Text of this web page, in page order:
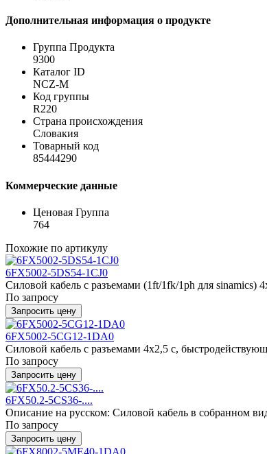
Дополнительная информация о продукте
Группа Продукта
9300
Каталог ID
NCZ-M
Код группы
R220
Страна происхождения
Словакия
Товарный код
85444290
Коммерческие данные
Ценовая Группа
764
Похожие по артикулу
6FX5002-5DS54-1CJ0
Силовой кабель с разъемами (1ft/1fk/1ph для sinamics)
По запросу
Запросить цену
6FX5002-5CG12-1DA0
Силовой кабель с разъемами 4x2,5 c,
По запросу
Запросить цену
6FX50.2-5CS36-....
Описание на русском: Силовой кабель в собранном
По запросу
Запросить цену